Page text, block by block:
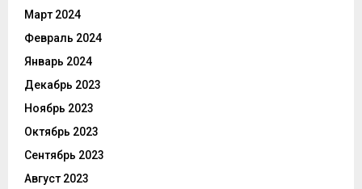
Март 2024
Февраль 2024
Январь 2024
Декабрь 2023
Ноябрь 2023
Октябрь 2023
Сентябрь 2023
Август 2023